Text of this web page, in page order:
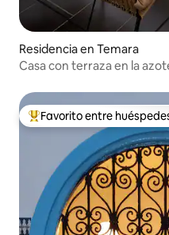
Residencia en Temara
Casa con terraza en la
De los mejores en Favorito
Favorito entre